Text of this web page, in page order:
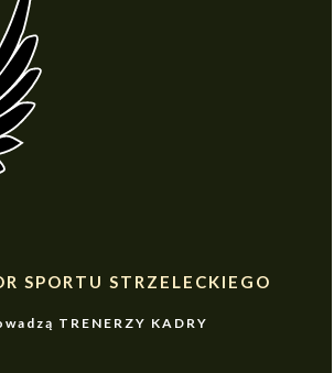
SPORTU STRZELECKIEGO
TRENERZY KADRY